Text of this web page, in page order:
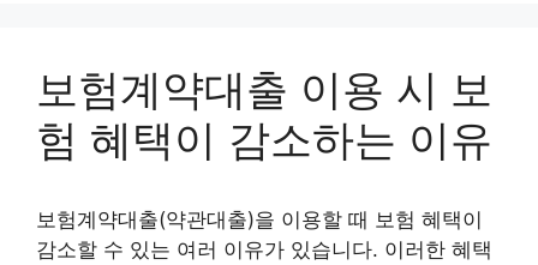
보험계약대출 이용 시 보
험 혜택이 감소하는 이유
보험계약대출(약관대출)을 이용할 때 보험 혜택이
감소할 수 있는 여러 이유가 있습니다. 이러한 혜택